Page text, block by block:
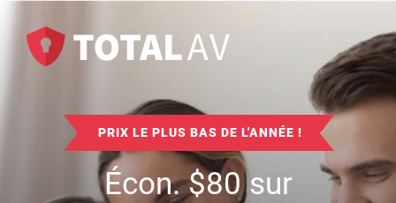
PRIX LE PLUS BAS DE L'ANNÉE !
Écon.$80sur